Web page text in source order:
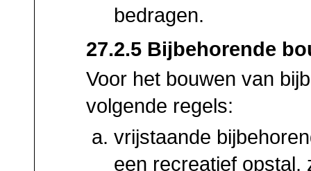
bedragen.
27.2.5 Bijbehorende
Voor het bouwen van
volgende regels:
vrijstaande
een recreatief opstal,